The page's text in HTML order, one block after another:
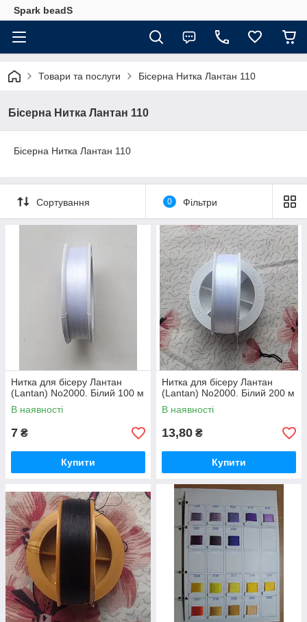
Spark beadS
Товари та послуги Бісерна Нитка Лантан 110
Бісерна Нитка Лантан 110
Бісерна Нитка Лантан 110
Сортування 0 Фільтри
Нитка для бісеру Лантан
(Lantan) No2000. Білий 100 м
В наявності
7 ₴
Купити
Нитка для бісеру Лантан
(Lantan) No2000. Білий 200 м
В наявності
13,80 ₴
Купити